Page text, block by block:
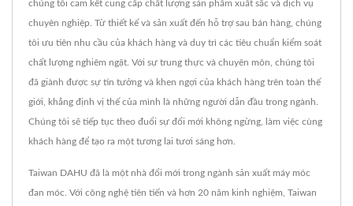
chúng tôi cam kết cung cấp chất lượng sản phẩm xuất sắc và dịch vụ
chuyên nghiệp. Từ thiết kế và sản xuất đến hỗ trợ sau bán hàng, chúng
tôi ưu tiên nhu cầu của khách hàng và duy trì các tiêu chuẩn kiểm soát
chất lượng nghiêm ngặt. Với sự trung thực và chuyên môn, chúng tôi
đã giành được sự tin tưởng và khen ngợi của khách hàng trên toàn thế
giới, khẳng định vị thế của mình là những người dẫn đầu trong ngành.
Chúng tôi sẽ tiếp tục theo đuổi sự đổi mới không ngừng, làm việc cùng
khách hàng để tạo ra một tương lai tươi sáng hơn.
Taiwan DAHU đã là một nhà đổi mới trong ngành sản xuất máy móc
đan móc. Với công nghệ tiên tiến và hơn 20 năm kinh nghiệm, Taiwan